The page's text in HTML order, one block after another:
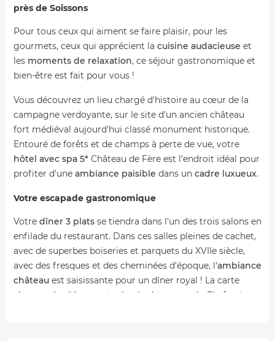
près de Soissons
Pour tous ceux qui aiment se faire plaisir, pour les
gourmets, ceux qui apprécient la cuisine audacieuse et
les moments de relaxation, ce séjour gastronomique et
bien-être est fait pour vous !
Vous découvrez un lieu chargé d'histoire au cœur de la
campagne verdoyante, sur le site d'un ancien château
fort médiéval aujourd'hui classé monument historique.
Entouré de forêts et de champs à perte de vue, votre
hôtel avec spa 5* Château de Fère est l'endroit idéal pour
profiter d'une ambiance paisible dans un cadre luxueux.
Votre escapade gastronomique
Votre dîner 3 plats se tiendra dans l'un des trois salons en
enfilade du restaurant. Dans ces salles pleines de cachet,
avec de superbes boiseries et parquets du XVIIe siècle,
avec des fresques et des cheminées d'époque, l'ambiance
château est saisissante pour un dîner royal ! La carte
change régulièrement selon les humeurs du Chef qui